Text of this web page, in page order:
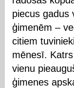
piecus gadus
ģimenēm –
citiem
mēnesī.
vienu
ģimenes